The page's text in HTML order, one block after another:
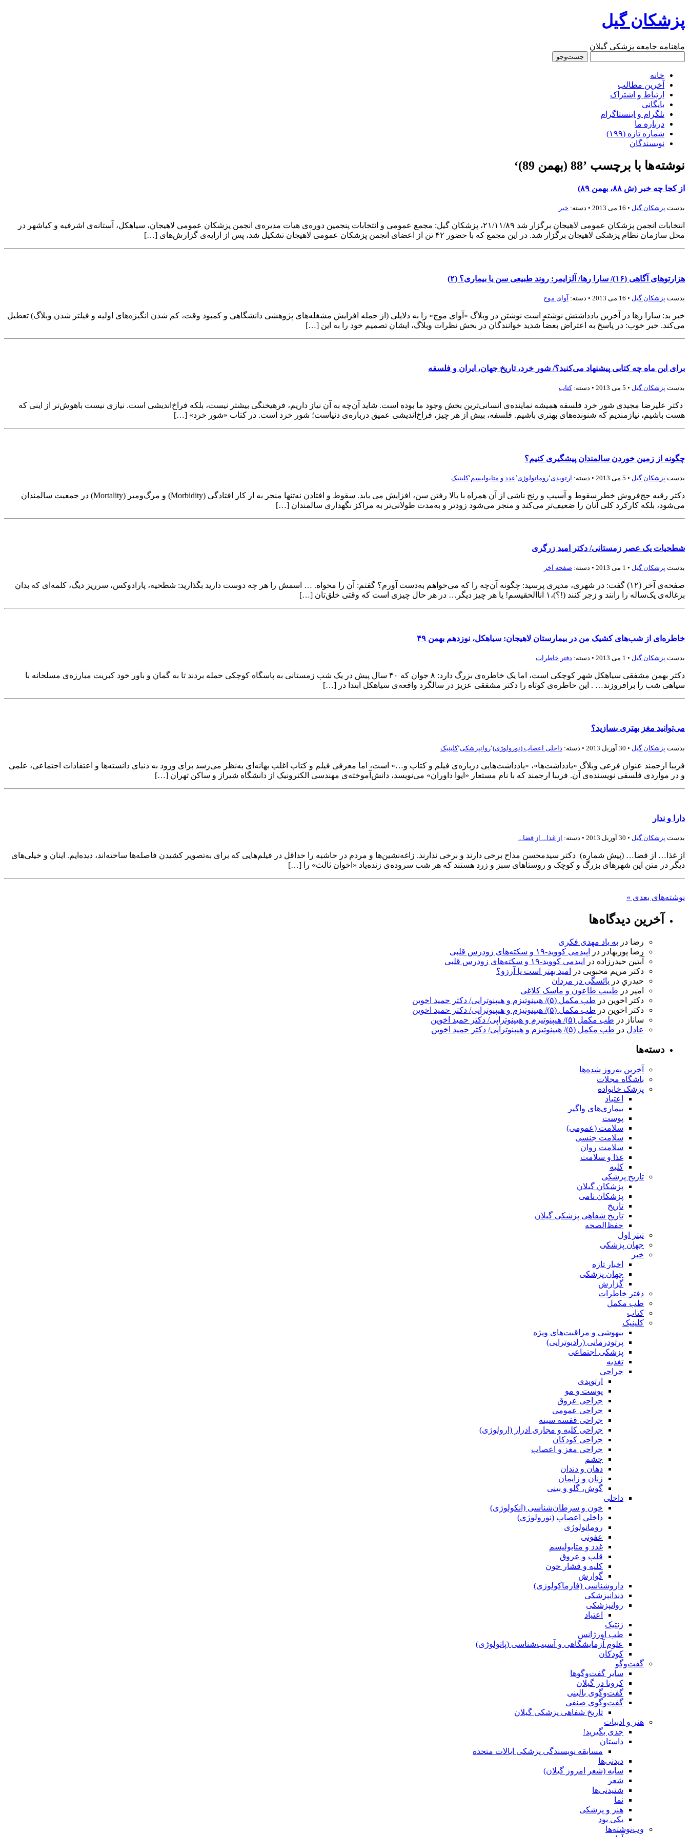
پزشکان گیل
ماهنامه جامعه پزشکی گیلان
خانه
آخرین مطالب
ارتباط و اشتراک
بایگانی
تلگرام و اینستاگرام
درباره‌ ما
شماره‌‌ تازه (۱۹۹)
نویسندگان
نوشته‌ها با برچسب ’88 (بهمن 89)‘
از کجا چه خبر (ش ۸۸، بهمن ۸۹)
بدست پزشكان گيل • 16 می 2013 • دسته: خبر
انتخابات انجمن پزشکان عمومی لاهیجان برگزار شد ۲۱/۱۱/۸۹، پزشکان گیل: مجمع عمومی و انتخابات پنجمین دوره‌ی هیات مدیره‌ی انجمن پزشکان عمومی لاهیجان، سیاهکل، آستانه‌ی ‌اشرفیه و کیاشهر در
محل سازمان نظام پزشکی لاهیجان برگزار شد. در این مجمع که با حضور ۴۲ تن از اعضای انجمن پزشکان عمومی لاهیجان تشکیل شد، پس از ارایه‌ی گزارش‌های […]
هزارتوهای آگاهی (۱۶)/ سارا رها/ آلزایمر: روند طبیعی سن یا بیماری؟ (۲)
بدست پزشكان گيل • 16 می 2013 • دسته: آوای موج
خبر بد: سارا رها در آخرین یادداشتش نوشته است نوشتن در وبلاگ «آوای موج» را به‌ دلایلی (از جمله افزایش مشغله‌های پژوهشی دانشگاهی و کمبود وقت، کم شدن انگیزه‌های اولیه و فیلتر شدن وبلاگ) تعطیل
می‌کند. خبر خوب: در پاسخ به اعتراض بعضاً شدید خوانندگان در بخش نظرات وبلاگ، ایشان تصمیم خود را به این […]
برای این ماه چه کتابی پیشنهاد می‌کنید؟/ شور خرد، تاریخ جهان، ایران و فلسفه
بدست پزشكان گيل • 5 می 2013 • دسته: کتاب
دکتر علیرضا مجیدی شور خرد فلسفه همیشه نماینده‌ی انسانی‌ترین بخش وجود ما بوده است. شاید آن‌چه به آن نیاز داریم، فرهیخنگی بیشتر نیست، بلکه فراخ‌اندیشی است. نیازی نیست باهوش‌تر از اینی که
هست باشیم، نیازمندیم که شنونده‌های بهتری باشیم. فلسفه، بیش از هر چیز، فراخ‌اندیشی عمیق درباره‌ی دنیاست؛ شور خرد است. در کتاب «شور خرد» […]
چگونه از زمین خوردن سالمندان پیشگیری کنیم؟
بدست پزشكان گيل • 5 می 2013 • دسته: ارتوپدی٬روماتولوژی٬غدد و متابولیسم ٬کلینیک
دکتر رقیه حج‌فروش خطر سقوط و آسیب و رنج ناشی از آن همراه با بالا رفتن سن، افزایش می یابد. سقوط و افتادن نه‌تنها منجر به از کار افتادگی (Morbidity) و مرگ‌ومیر (Mortality) در جمعیت سالمندان
می‌شود، بلکه کارکرد کلی آنان را ضعیف‌تر می‌کند و منجر می‌شود زودتر و به‌مدت طولانی‌تر به مراکز نگهداری سالمندان […]
شطحیات یک عصر زمستانی/ دکتر امید زرگری
بدست پزشكان گيل • 1 می 2013 • دسته: صفحه‌ آخر
صفحه‌ی آخر (۱۲) گفت: در شهری، مدیری پرسید: چگونه آن‌چه را که می‌خواهم به‌دست آورم؟ گفتم: آن را مخواه. … اسمش را هر چه دوست دارید بگذارید: شطحیه، پارادوکس، سرریز دیگ، کلمه‌ای که بدان
بزغاله‌ی یک‌ساله را رانند و زجر کنند (!؟)،۱ اناالحقیسم! یا هر چیز دیگر… در هر حال چیزی است که وقتی خلق‌تان […]
خاطره‌ای از شب‌های کشیک من در بیمارستان لاهیجان: سیاهکل، نوزدهم بهمن ۴۹
بدست پزشكان گيل • 1 می 2013 • دسته: دفتر خاطرات
دکتر بهمن مشفقی سیاهکل شهر کوچکی است، اما یک خاطره‌ی بزرگ دارد: ۸ جوان که ۴۰ سال پیش در یک شب زمستانی به پاسگاه کوچکی حمله بردند تا به‌ گمان و باور خود کبریت مبارزه‌ی مسلحانه با
سیاهی شب را برافروزند… . این خاطره‌ی کوتاه را دکتر مشفقی عزیز در سالگرد واقعه‌ی سیاهکل ابتدا در […]
می‌توانید مغز بهتری بسازید؟
بدست پزشكان گيل • 30 آوریل 2013 • دسته: داخلی اعصاب (نورولوژی)٬روانپزشکی٬کلینیک
فریبا ارجمند عنوان فرعی وبلاگ «یادداشت‌ها»، «یادداشت‌هایی درباره‌ی فیلم و کتاب و…» است، اما معرفی فیلم و کتاب اغلب بهانه‌ای به‌نظر می‌رسد برای ورود به دنیای دانسته‌ها و اعتقادات اجتماعی، علمی
و در مواردی فلسفی نویسنده‌ی آن. فریبا ارجمند که با نام مستعار «ایوا داوران» می‌نویسد، دانش‌آموخته‌ی مهندسی الکترونیک از دانشگاه شیراز و ساکن تهران […]
دارا و ندار
بدست پزشكان گيل • 30 آوریل 2013 • دسته: از غذا... از قضا...
از غذا… از قضا… (پیش شماره) دکتر سیدمحسن مداح برخی دارند و برخی ندارند. زاغه‌نشین‌ها و مردم در حاشیه را حداقل در فیلم‌هایی که برای به‌تصویر کشیدن فاصله‌ها ساخته‌اند، دیده‌ایم. اینان و خیلی‌های
دیگر در متن این شهرهای بزرگ و کوچک و روستاهای سبز و زرد هستند که هر شب سروده‌ی زنده‌یاد «اخوان ثالث» را […]
نوشته‌های بعدی »
آخرین دیدگاه‌ها
رضا در به ‌یاد مهدی فکری
رضا پوربهادر در
اپیدمی کووید-۱۹ و سکته‌های زودرس قلبی
آبتین حیدرزاده در
اپیدمی کووید-۱۹ و سکته‌های زودرس قلبی
دکتر مریم محبوبی در
امید بهتر است یا آرزو؟
حيدري در یائسگی در مردان
امیر در طبیب طاعون و ماسک کلاغی
دکتر اخوین در طب مکمل (۵)/ هیپنوتیزم و هیپنوتراپی/ دکتر حمید اخوین
دکتر اخوین در طب مکمل (۵)/ هیپنوتیزم و هیپنوتراپی/ دکتر حمید اخوین
ساناز در طب مکمل (۵)/ هیپنوتیزم و هیپنوتراپی/ دکتر حمید اخوین
عادل در طب مکمل (۵)/ هیپنوتیزم و هیپنوتراپی/ دکتر حمید اخوین
دسته‌ها
آخرین به‌روز شده‌ها
باشگاه مجلات
پزشک خانواده
اعتیاد
بیماری‌های واگیر
پوست
سلامت (عمومی)
سلامت جنسی
سلامت روان
غذا و سلامت
کلیه
تاریخ پزشکی
پزشکان گیلان
پزشکان نامی
تاریخ
تاریخ شفاهی پزشکی گیلان
حفظ‌الصحه
تیتر اول
جهان پزشکی
خبر
اخبار تازه
جهان پزشکی
گزارش
دفتر خاطرات
طب مکمل
کتاب
کلینیک
بیهوشی و مراقبت‌های ویژه
پرتودرمانی (رادیوتراپی)
پزشکی اجتماعی
تغذیه
جراحی
ارتوپدی
پوست و مو
جراحی عروق
جراحی عمومی
جراحی قفسه‌ سینه
جراحی کلیه و مجاری ادرار (ارولوژی)
جراحی کودکان
جراحی مغز و اعصاب
چشم
دهان و دندان
زنان و زایمان
گوش، گلو و بینی
داخلی
خون و سرطان‌شناسی (انکولوژی)
داخلی اعصاب (نورولوژی)
روماتولوژی
عفونی
غدد و متابولیسم
قلب و عروق
کلیه و فشار خون
گوارش
داروشناسی (فارماکولوژی)
دندانپزشکی
روانپزشکی
اعتیاد
ژنتیک
طب اورژانس
علوم آزمایشگاهی و آسیب‌شناسی (پاتولوژی)
کودکان
گفت‌وگو
سایر گفت‌وگوها
کرونا در گیلان
گفت‌وگوی بالینی
گفت‌وگوی صنفی
تاریخ شفاهی پزشکی گیلان
هنر و ادبیات
جدی بگیرید!
داستان
مسابقه نویسندگی پزشکی ایالات متحده
دیدنی‌ها
سایه (شعر امروز گیلان)
شعر
شنیدنی‌ها
نما
هنر و پزشکی
یکی بود
وب‌نوشته‌ها